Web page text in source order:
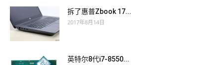
拆了惠普Zbook 17...
2017年8月14日
英特尔8代i7-8550...